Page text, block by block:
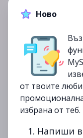
3.99лв.
16/12
Ново
от твоите
избрана от теб.
1. Напиши в